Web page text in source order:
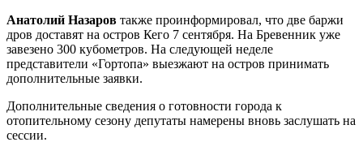
Анатолий Назаров также проинформировал, что две баржи
дров доставят на остров Кего 7 сентября. На Бревенник уже
завезено 300 кубометров. На следующей неделе
представители «Гортопа» выезжают на остров принимать
дополнительные заявки.
Дополнительные сведения о готовности города к
отопительному сезону депутаты намерены вновь заслушать на
сессии.